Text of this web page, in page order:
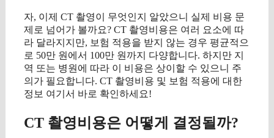
자, 이제 CT 촬영이 무엇인지 알았으니 실제 비용 문
제로 넘어가 볼까요? CT 촬영비용은 여러 요소에 따
라 달라지지만, 보험 적용을 받지 않는 경우 평균적으
로 50만 원에서 100만 원까지 다양합니다. 하지만 지
역 또는 병원에 따라 이 비용은 상이할 수 있으니 주
의가 필요합니다. CT 촬영비용 및 보험 적용에 대한
정보 여기서 바로 확인하세요!
CT 촬영비용은 어떻게 결정될까?